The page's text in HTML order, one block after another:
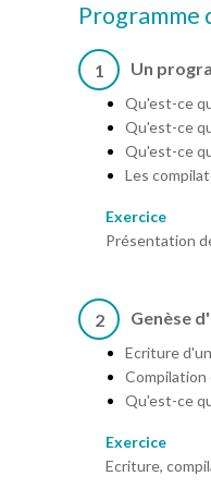
Programme
1 Un
Qu'est-ce
Qu'est-ce
Qu'est-ce
Les
Exercice
Présentation
2 Genèse
Ecriture
Compilation
Qu'est-ce
Exercice
Ecriture,